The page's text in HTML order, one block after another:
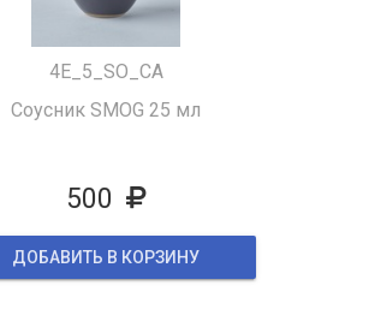
4E_5_SO_CA
Соусник SMOG 25 мл
500
ДОБАВИТЬ В КОРЗИНУ